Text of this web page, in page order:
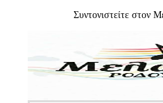
Συντονιστείτε στον